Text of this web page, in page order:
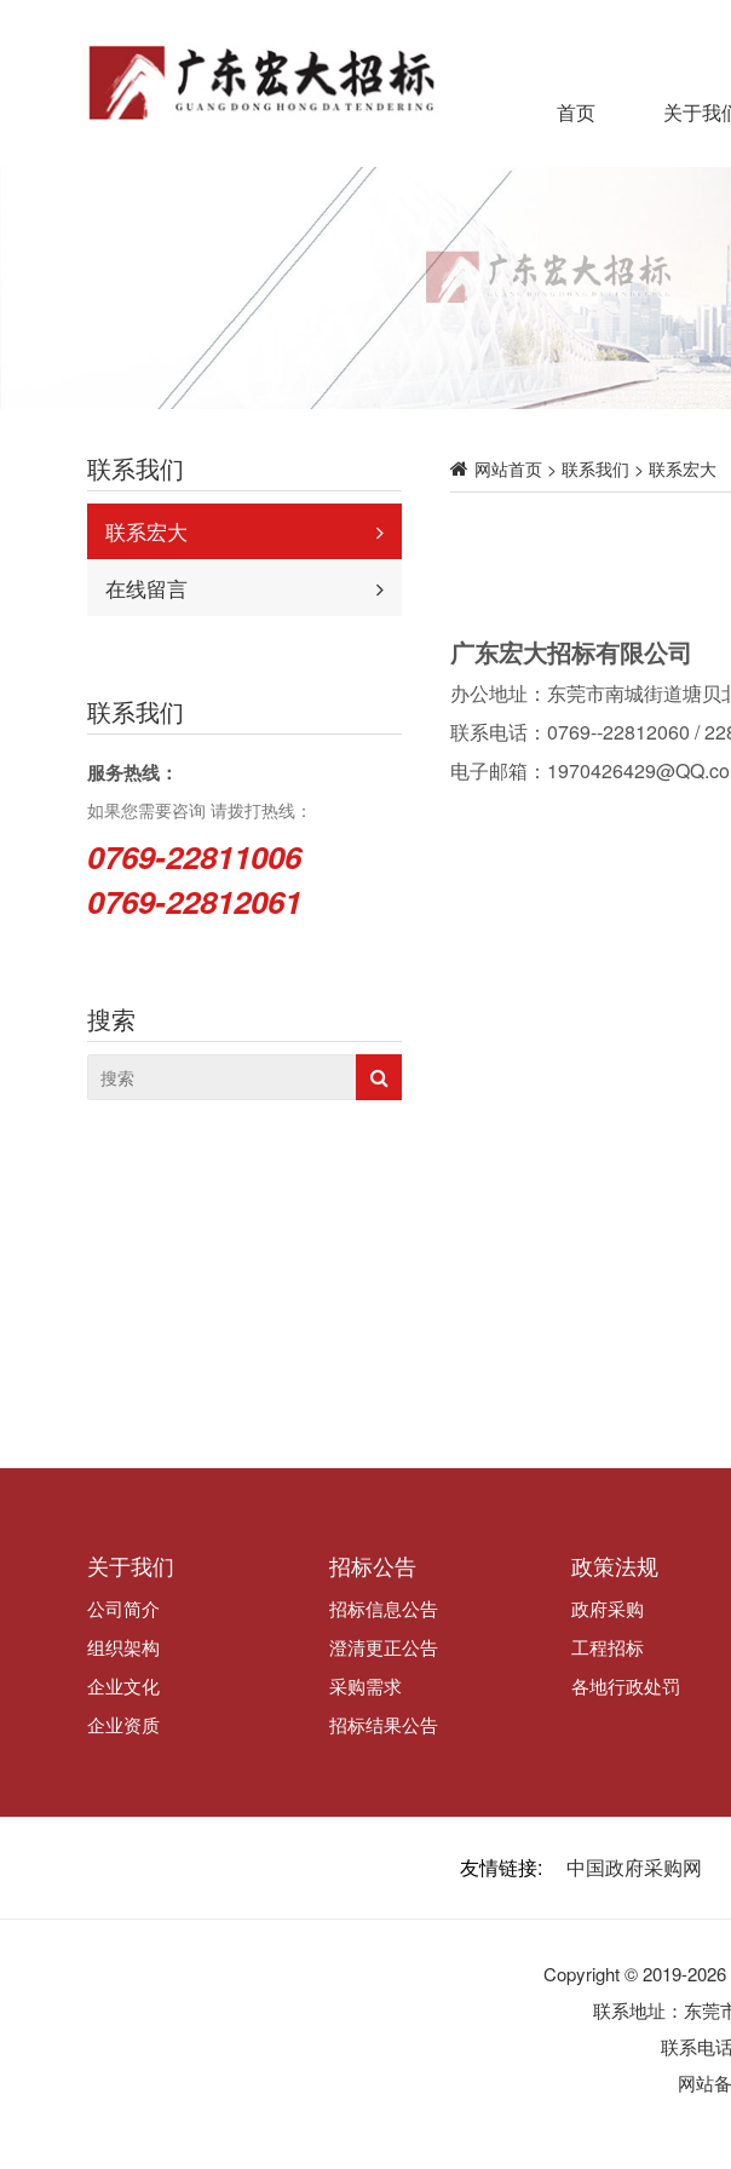
首页 关于我
联系我们
联系宏大
在线留言
联系我们
服务热线：
如果您需要咨询 请拨打热线：
0769-22811006
0769-22812061
搜索
网站首页 > 联系我们 > 联系宏大
广东宏大招标有限公司
办公地址：东莞市南城街道塘贝
联系电话：0769--22812060 /
电子邮箱：
关于我们
公司简介
组织架构
企业文化
企业资质
招标公告
招标信息公告
澄清更正公告
采购需求
招标结果公告
政策法规
政府采购
工程招标
各地行政处罚
友情链接: 中国政府采购网
Copyright © 2019-
联系地址：东莞
联系电
网站